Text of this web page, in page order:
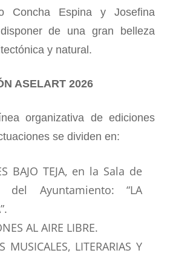
Concha Espina y Josefina
de una gran belleza
y natural.
ASELART 2026
organizativa de ediciones
se dividen en:
BAJO TEJA, en la Sala de
del Ayuntamiento: “LA
AL AIRE LIBRE.
MUSICALES, LITERARIAS Y